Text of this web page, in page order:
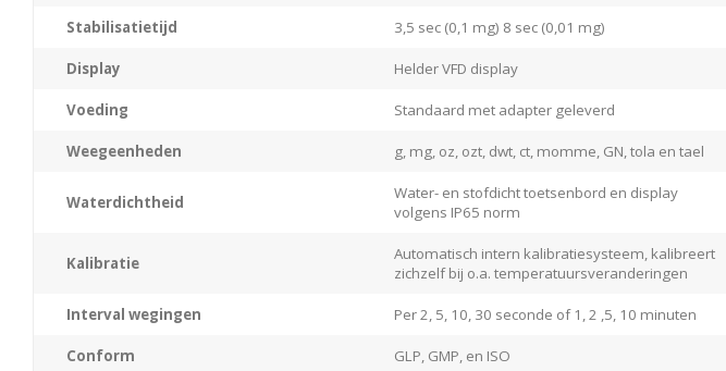
Stabilisatietijd 3,5 sec (0,1 mg) 8 sec (0,01 mg)
Display Helder VFD display
Voeding Standaard met adapter geleverd
Weegeenheden g, mg, oz, ozt, dwt, ct, momme, GN, tola en tael
Waterdichtheid
Water- en stofdicht toetsenbord en display
volgens IP65 norm
Kalibratie
Automatisch intern kalibratiesysteem, kalibreert
zichzelf bij o.a. temperatuursveranderingen
Interval wegingen Per 2, 5, 10, 30 seconde of 1, 2 ,5, 10 minuten
Conform GLP, GMP, en ISO